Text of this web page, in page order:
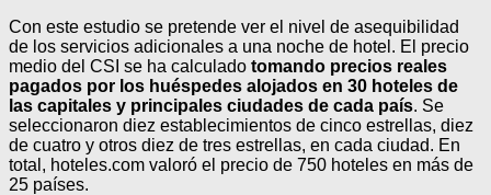
Con este estudio se pretende ver el nivel de asequibilidad
de los servicios adicionales a una noche de hotel. El precio
medio del CSI se ha calculado tomando precios reales
pagados por los huéspedes alojados en 30 hoteles de
las capitales y principales ciudades de cada país. Se
seleccionaron diez establecimientos de cinco estrellas, diez
de cuatro y otros diez de tres estrellas, en cada ciudad. En
total, hoteles.com valoró el precio de 750 hoteles en más de
25 países.